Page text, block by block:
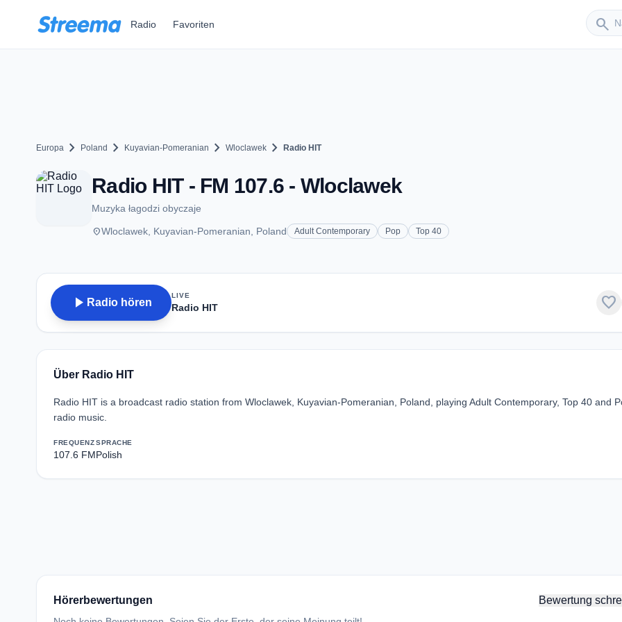
Radio Favoriten search
Sender
Europa chevron_right Poland chevron_right Kuyavian-Pomeranian chevron_right Wloclawek chevron_right Radio HIT
Radio HIT - FM 107.6 - Wloclawek
Muzyka łagodzi obyczaje
placeWloclawek, Kuyavian-Pomeranian, Poland Adult Contemporary Pop Top 40
play_arrow Radio hören
LIVE
Radio HIT favorite
Über Radio HIT
Radio HIT is a broadcast radio station from Wloclawek, Kuyavian-Pomeranian, Poland, playing Adult Contemporary, Top 40 and
radio music.
FREQUENZ
107.6 FM
SPRACHE
Polish
Hörerbewertungen Bewertung